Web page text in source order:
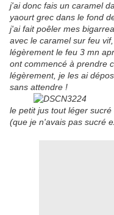
j'ai donc fais un caramel
yaourt grec dans le fond
j'ai fait poêler mes
avec le caramel sur feu
légèrement le feu 3 mn
ont commencé à prendre
légèrement, je les ai
sans attendre !
le petit jus tout léger
(que je n'avais pas sucré